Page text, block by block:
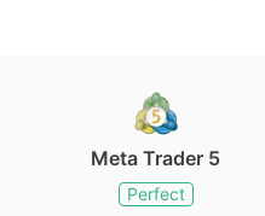
Meta Trader 5
Perfect